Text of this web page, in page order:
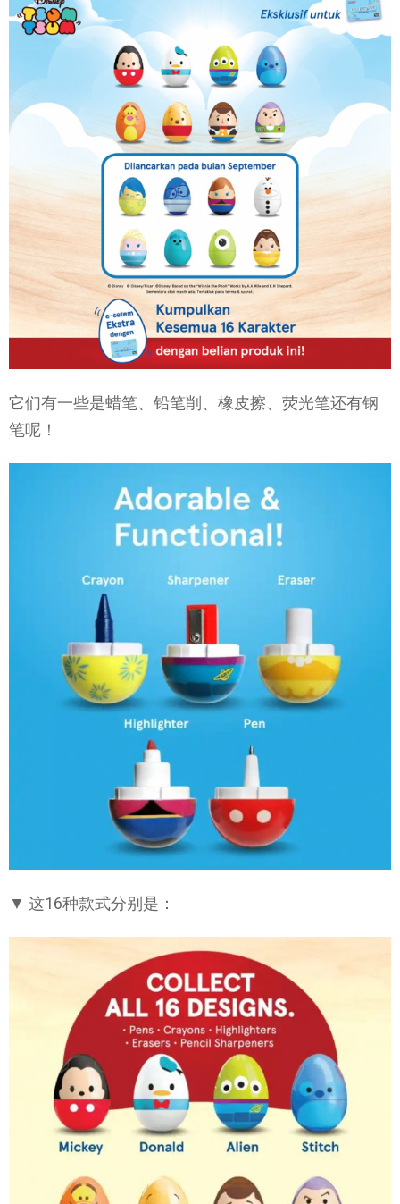
它们有一些是蜡笔、铅笔削、橡皮擦、荧光笔还有钢
笔呢！
▼ 这16种款式分别是：